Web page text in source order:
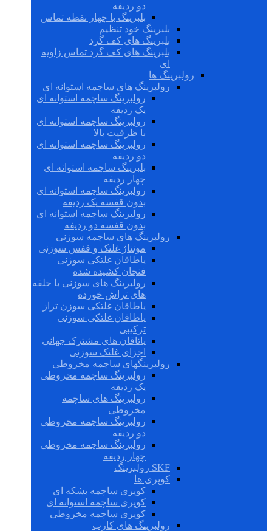
دو ردیفه
بلبرینگ با چهار نقطه تماس
بلبرینگ خود تنظیم
بلبرینگ های کف گرد
بلبرینگ های کف گرد تماس زاویه
ای
رولبرینگ ها
رولبرینگ های ساچمه استوانه ای
رولبرینگ ساچمه استوانه ای
یک ردیفه
رولبرینگ ساچمه استوانه ای
با ظرفیت بالا
رولبرینگ ساچمه استوانه ای
دو ردیفه
بلبرینگ ساچمه استوانه ای
چهار ردیفه
رولبرینگ ساچمه استوانه ای
بدون قفسه یک ردیفه
رولبرینگ ساچمه استوانه ای
بدون قفسه دو ردیفه
رولبرینگ های ساچمه سوزنی
مونتاژ غلتک و قفس سوزنی
یاطاقان غلتکی سوزنی
فنجان کشیده شده
رولبرینگ های سوزنی با حلقه
های تراش خورده
یاطاقان غلتکی سوزن تراز
یاطاقان غلتکی سوزنی
ترکیبی
یاتاقان های مشترک جهانی
اجزای غلتک سوزنی
رولبرینگهای ساچمه مخروطی
رولبرینگ ساچمه مخروطی
یک ردیفه
رولبرینگ های ساچمه
مخروطی
رولبرینگ ساچمه مخروطی
دو ردیفه
رولبرینگ ساچمه مخروطی
چهار ردیفه
SKF رولبرینگ
کوپری ها
کوپری ساچمه بشکه ای
کوپری ساچمه استوانه ای
کوپری ساچمه مخروطی
رولبرینگ های کارب